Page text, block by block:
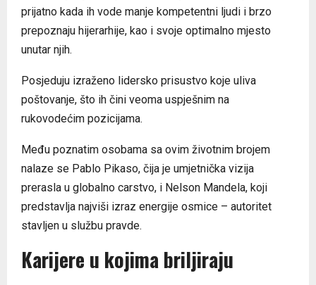
prijatno kada ih vode manje kompetentni ljudi i brzo
prepoznaju hijerarhije, kao i svoje optimalno mjesto
unutar njih.
Posjeduju izraženo lidersko prisustvo koje uliva
poštovanje, što ih čini veoma uspješnim na
rukovodećim pozicijama.
Među poznatim osobama sa ovim životnim brojem
nalaze se Pablo Pikaso, čija je umjetnička vizija
prerasla u globalno carstvo, i Nelson Mandela, koji
predstavlja najviši izraz energije osmice – autoritet
stavljen u službu pravde.
Karijere u kojima briljiraju